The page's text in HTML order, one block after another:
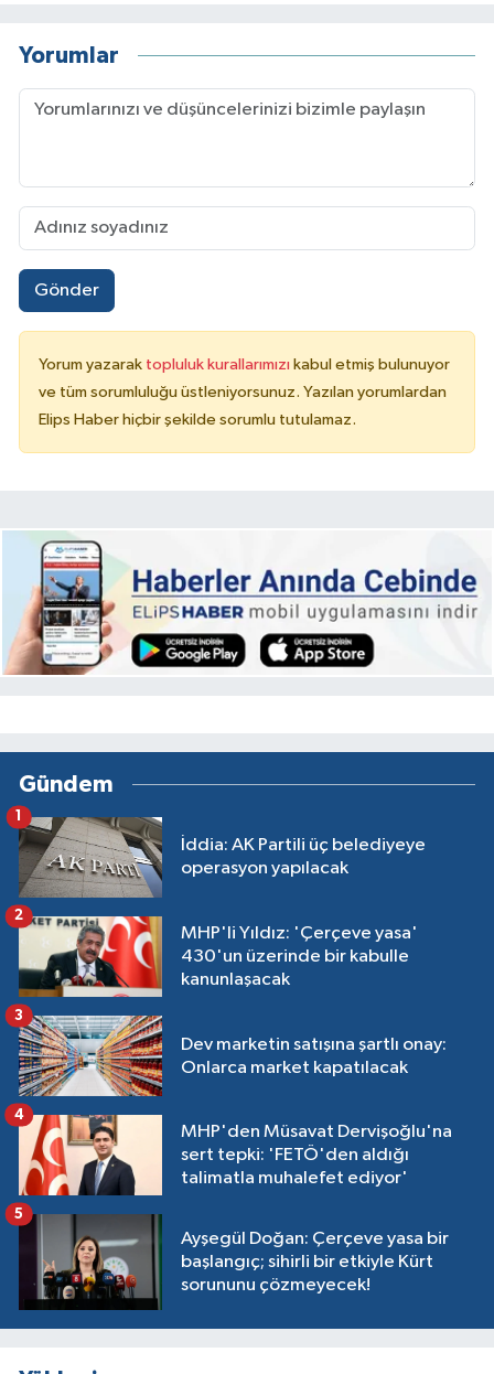
Yorumlar
Gönder
Yorum yazarak topluluk kurallarımızı kabul etmiş bulunuyor
ve tüm sorumluluğu üstleniyorsunuz. Yazılan yorumlardan
Elips Haber hiçbir şekilde sorumlu tutulamaz.
Gündem
İddia: AK Partili üç belediyeye
operasyon yapılacak
1
MHP'li Yıldız: 'Çerçeve yasa'
430'un üzerinde bir kabulle
kanunlaşacak
2
Dev marketin satışına şartlı onay:
Onlarca market kapatılacak
3
MHP'den Müsavat Dervişoğlu'na
sert tepki: 'FETÖ'den aldığı
talimatla muhalefet ediyor'
4
Ayşegül Doğan: Çerçeve yasa bir
başlangıç; sihirli bir etkiyle Kürt
sorununu çözmeyecek!
5